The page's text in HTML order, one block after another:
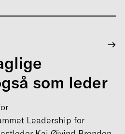
som leder
Leadership for